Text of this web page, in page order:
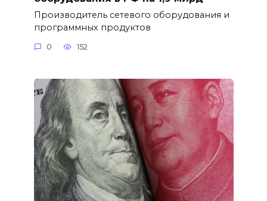
Производитель сетевого оборудования и
программных продуктов
0 152